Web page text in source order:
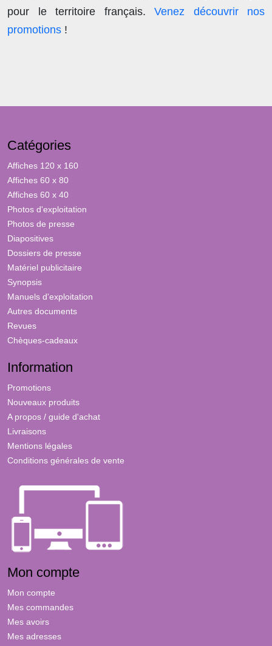
pour le territoire français. Venez découvrir nos
promotions !
Catégories
Affiches 120 x 160
Affiches 60 x 80
Affiches 60 x 40
Photos d'exploitation
Photos de presse
Diapositives
Dossiers de presse
Matériel publicitaire
Synopsis
Manuels d'exploitation
Autres documents
Revues
Chèques-cadeaux
Information
Promotions
Nouveaux produits
A propos / guide d'achat
Livraisons
Mentions légales
Conditions générales de vente
Mon compte
Mon compte
Mes commandes
Mes avoirs
Mes adresses